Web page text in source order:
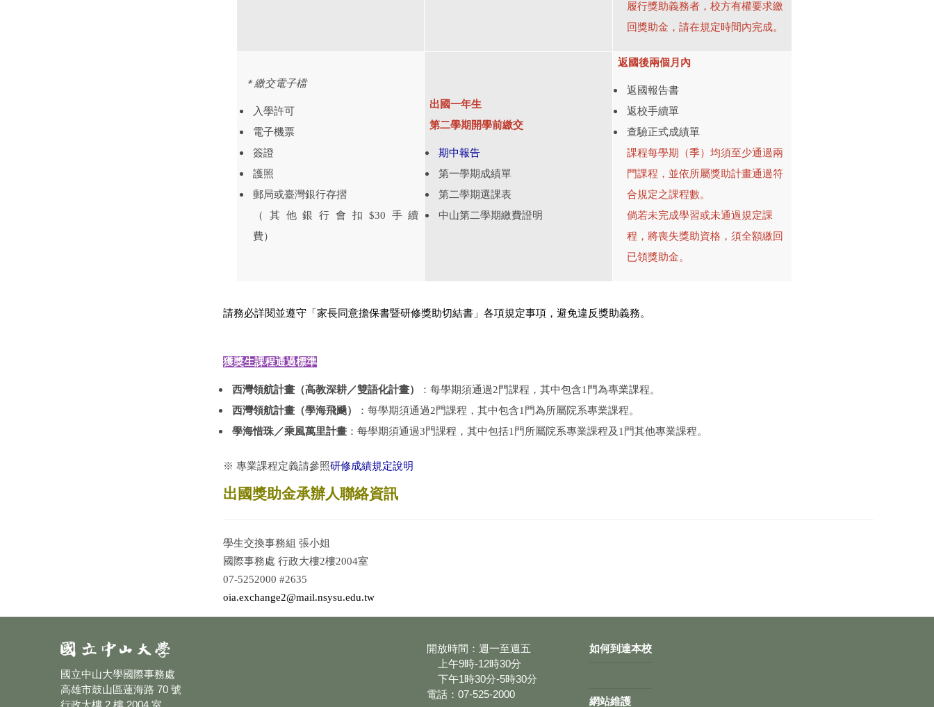
履行獎助義務者，校方有權要求繳
回獎助金，請在規定時間內完成。
＊繳交電子檔
入學許可
電子機票
簽證
護照
郵局或臺灣銀行存摺
（ 其他銀行會扣$30手續
費）
出國一年生
第二學期開學前繳交
期中報告
第一學期成績單
第二學期選課表
中山第二學期繳費證明
返國後兩個月內
返國報告書
返校手續單
查驗正式成績單
課程每學期（季）均須至少通過兩
門課程，並依所屬獎助計畫通過符
合規定之課程數。
倘若未完成學習或未通過規定課
程，將喪失獎助資格，須全額繳回
已領獎助金。
請務必詳閱並遵守「 家長同意擔保書暨研修獎助切結書」各項規定事項，避免違反獎助義務。
獲獎生課程通過標準
西灣領航計畫（高教深耕／雙語化計畫）
：每學期須通過2門課程，其中包含1門為專業課程。
西灣領航計畫（學海飛颺）
：每學期須通過2門課程，其中包含1門為所屬院系專業課程。
學海惜珠／乘風萬里計畫 ：每學期須通過3門課程，其中包括1門所屬院系專業課程及1門其他專業課程。
※ 專業課程定義請參照研修成績規定說明
出國獎助金承辦人聯絡資訊
學生交換事務組 張小姐
國際事務處 行政大樓2樓2004室
07-5252000 #2635
oia.exchange2@mail.nsysu.edu.tw
國立中山大學國際事務處
高雄市鼓山區蓮海路 70 號
開放時間：週一至週五
上午9時-12時30分
下午1時30分-5時30分
電話：07-525-2000
如何到達本校
網站維護